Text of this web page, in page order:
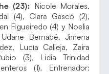
(23): Nicole Morales,
(4), Clara Gascó (2),
Figueiredo (4) y Noelia
Bernabé, Jimena
Lucía Calleja, Zaira
(3), Lidia Trinidad
(1). Entrenador: